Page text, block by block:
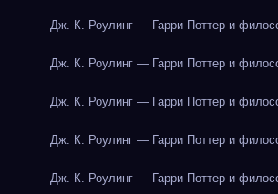
Дж. К. Роулинг — Гарри Поттер и
Дж. К. Роулинг — Гарри Поттер и
Дж. К. Роулинг — Гарри Поттер и
Дж. К. Роулинг — Гарри Поттер и
Дж. К. Роулинг — Гарри Поттер и